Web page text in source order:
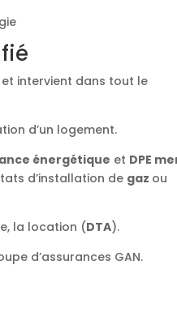
et intervient dans tout le
d’un logement.
énergétique et DPE
d’installation de gaz ou
la location (DTA).
d’assurances GAN.